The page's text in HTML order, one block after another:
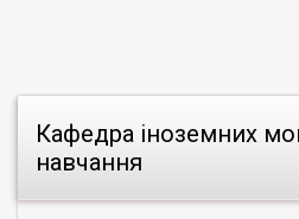
Кафедра іноземних
навчання